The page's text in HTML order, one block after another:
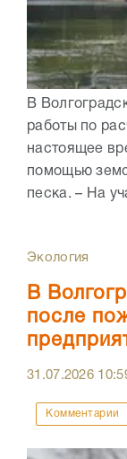
В
работы по
настоящее
помощью
песка. – На
Экология
В
после
31.07.2026
Комментарии